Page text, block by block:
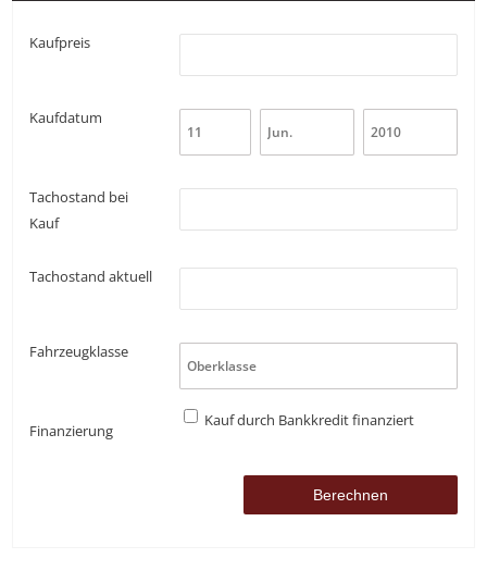
Kaufpreis
Kaufdatum
Tachostand bei
Kauf
Tachostand aktuell
Fahrzeugklasse
Finanzierung
Kauf durch Bankkredit finanziert